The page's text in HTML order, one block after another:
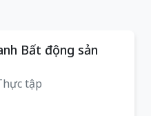
Bất động sản
tập